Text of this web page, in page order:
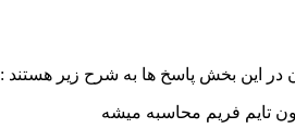
در این بخش پاسخ ها به شرح زیر هستند :